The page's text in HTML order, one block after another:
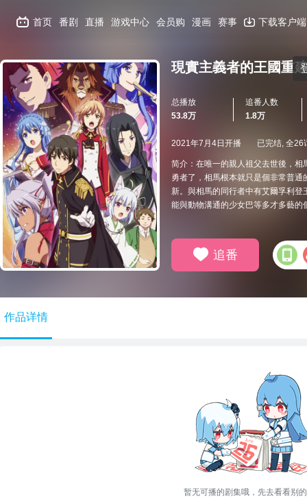
首页 番剧 直播 游戏中心 会员购 漫画 赛事 下载客户端
現實主義者的王國重
总播放
53.8万
追番人数
1.8万
2021年7月4日开播 已完结, 全26
简介：在唯一的親人祖父去世後，
勇者了，相馬根本就只是個非常普
新。與相馬的同行者中有艾爾孚利
能與動物溝通的少女巴等多才多藝
追番
作品详情
暂无可播的剧集哦，先去看看别